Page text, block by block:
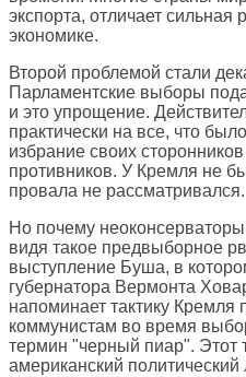
экспорта, отличает сильная
экономике.
Второй проблемой стали
Парламентские выборы
и это упрощение.
практически на все, что
избрание своих
противников. У Кремля не
провала не рассматривался.
Но почему
видя такое предвыборное
выступление Буша, в
губернатора Вермонта
напоминает тактику Кремля
коммунистам во время
термин "черный пиар". Этот
американский политический